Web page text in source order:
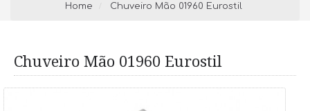
Home Chuveiro Mão 01960 Eurostil
Chuveiro Mão 01960 Eurostil